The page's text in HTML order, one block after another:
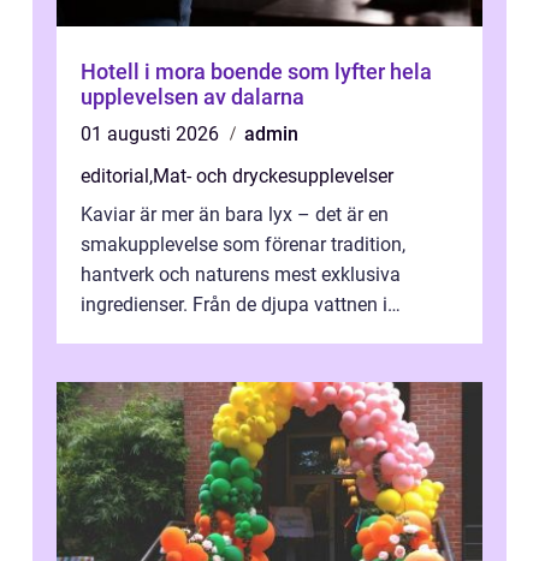
Hotell i mora boende som lyfter hela
upplevelsen av dalarna
01 augusti 2026
admin
editorial,Mat- och dryckesupplevelser
Kaviar är mer än bara lyx – det är en
smakupplevelse som förenar tradition,
hantverk och naturens mest exklusiva
ingredienser. Från de djupa vattnen i